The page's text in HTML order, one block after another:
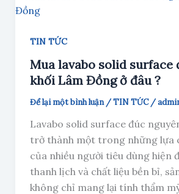
TIN TỨC
Mua lavabo solid surface
khối Lâm Đồng ở đâu ?
Để lại một bình luận /TIN TỨC/
Lavabo solid surface đúc
trở thành một trong những lựa
của nhiều người tiêu dùng hiện
thanh lịch và chất liệu bền bỉ,
không chỉ mang lại tính thẩm